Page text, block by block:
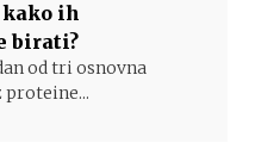
ih
birati?
od tri osnovna